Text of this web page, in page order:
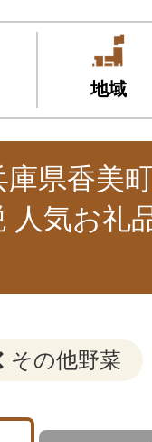
地域
庫県香美
人気お礼
その他野菜